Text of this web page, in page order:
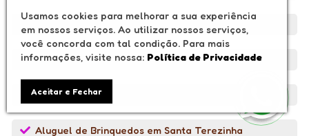
Aluguel de Brinquedos em Mogi das Cruzes
Aluguel de Brinquedos em Mogi Moderno
Aluguel de Brinquedos na Mooca - SP
Aluguel de Brinquedos em Santa Terezinha
Usamos cookies para melhorar a sua experiência
em nossos serviços. Ao utilizar nossos serviços,
você concorda com tal condição. Para mais
informações, visite nossa: Política de Privacidade
Aceitar e Fechar